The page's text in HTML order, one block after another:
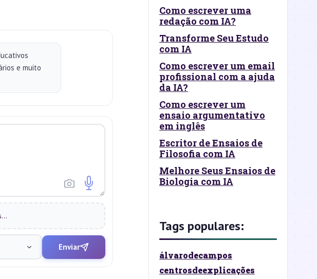
e muito
Enviar
Como escrever uma
redação com IA?
Transforme Seu Estudo
com IA
Como escrever um email
profissional com a ajuda
da IA?
Como escrever um
ensaio argumentativo
em inglês
Escritor de Ensaios de
Filosofia com IA
Melhore Seus Ensaios de
Biologia com IA
Tags populares:
álvarodecampos
centrosdeexplicações